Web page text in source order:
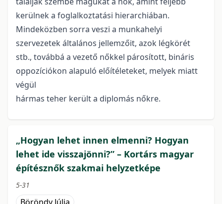
kerülnek a foglalkoztatási hierarchiában.
Mindeközben sorra veszi a munkahelyi
szervezetek általános jellemzőit, azok légkörét
stb., továbbá a vezető nőkkel párosított, bináris
oppozíciókon alapuló előítéleteket, melyek miatt
végül
hármas teher került a diplomás nőkre.
„Hogyan lehet innen elmenni? Hogyan
lehet ide visszajönni?” – Kortárs magyar
építésznők szakmai helyzetképe
5-31